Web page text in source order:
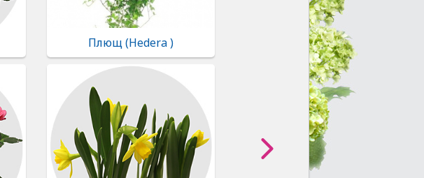
Плющ (Hedera )